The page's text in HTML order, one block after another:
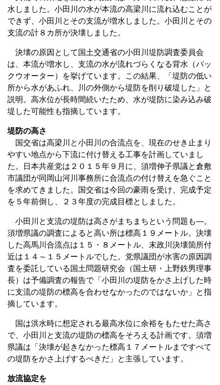
水しました。小田川の水が本流の高梁川に流れ込むことが
できず、小田川とその支流が増水しました。小田川とその
支流の計８カ所が決壊しました。
決壊の原因として国土交通省の小田川堤防調査委員会
は、本流が増水し、支流の水が流れづらくなる背水（バッ
クウオーター）を挙げています。この結果、「堤防の低い
所から水があふれ、川の外側から堤防を削り破堤した」と
説明。高水位が長時間続いたため、水が堤防に染み込み破
堤した可能性も指摘しています。
堤防の高さ
国交省は高梁川と小田川の合流点を、現在のせき止まり
やすい地点から下流に付け替える工事を計画していまし
た。日本共産党は２０１５年９月に、須増伸子県議と倉敷
市議団が同岡山河川事務所に合流点の付け替えを急ぐこと
を求めてきました。国交省は今回の豪雨を受け、完成予定
を５年前倒し、２３年度の完成目標としました。
小田川と支流の堤防は高さがまちまちという問題も―。
須増県議の調査によると高い所は標高１９メートル。決壊
した高馬川合流点は１５・８メートル、末政川決壊箇所付
近は１４～１５メートルでした。党県議団が水害の原因調
査を委託している国土問題研究会（国土研・上野鉄男理事
長）は予備調査の報告で「小田川の堤防をかさ上げした時
に支流の堤防の標高を合わせなかったのではないか」と指
摘しています。
国は洪水時に想定される最高水位に余裕をもたせた高さ
で、小田川と支流の堤防の標高をそろえる計画です。須増
県議は「決壊が起きなかった標高１７メートルまですべて
の堤防をかさ上げするべきだ」と主張しています。
放流協定を